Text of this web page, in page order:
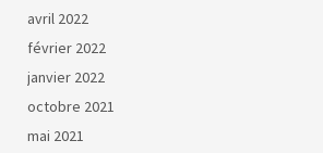
avril 2022
février 2022
janvier 2022
octobre 2021
mai 2021